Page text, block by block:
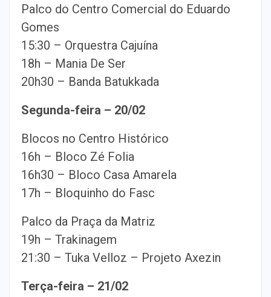
Palco do Centro Comercial do Eduardo
Gomes
15:30 – Orquestra Cajuína
18h – Mania De Ser
20h30 – Banda Batukkada
Segunda-feira – 20/02
Blocos no Centro Histórico
16h – Bloco Zé Folia
16h30 – Bloco Casa Amarela
17h – Bloquinho do Fasc
Palco da Praça da Matriz
19h – Trakinagem
21:30 – Tuka Velloz – Projeto Axezin
Terça-feira – 21/02